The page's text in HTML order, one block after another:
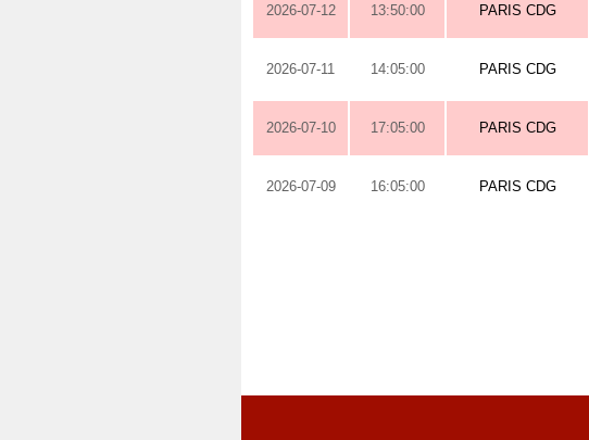
2026-07-12 13:50:00 PARIS CDG
2026-07-11 14:05:00 PARIS CDG
2026-07-10 17:05:00 PARIS CDG
2026-07-09 16:05:00 PARIS CDG